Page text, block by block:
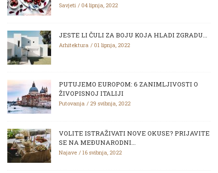
Savjeti 04 lipnja, 2022
JESTE LI ČULI ZA BOJU KOJA HLADI ZGRADU...
Arhitektura 01 lipnja, 2022
PUTUJEMO EUROPOM: 6 ZANIMLJIVOSTI O
ŽIVOPISNOJ ITALIJI
Putovanja 29 svibnja, 2022
VOLITE ISTRAŽIVATI NOVE OKUSE? PRIJAVITE
SE NA MEĐUNARODNI...
Najave 16 svibnja, 2022